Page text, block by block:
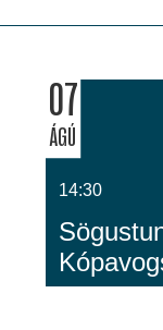
07
ÁGÚ
14:30